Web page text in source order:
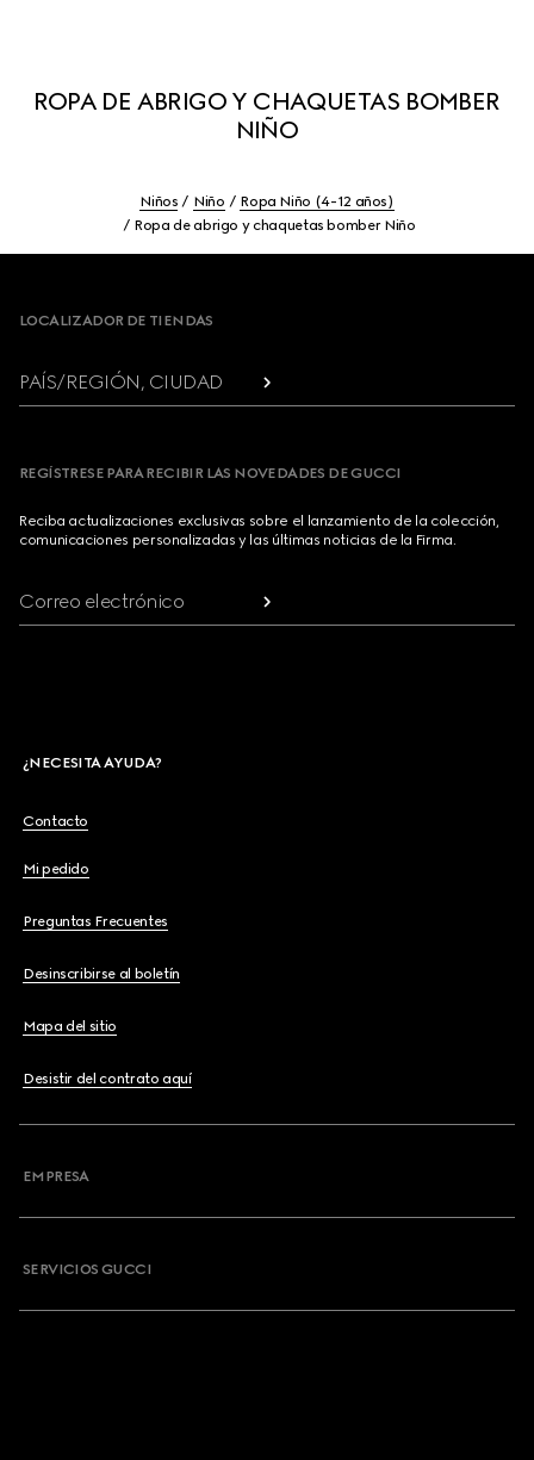
ROPA DE ABRIGO Y CHAQUETAS BOMBER
NIÑO
Niños Niño
Ropa Niño (4-12 años)
Ropa de abrigo y chaquetas bomber Niño
LOCALIZADOR DE TIENDAS
PAÍS/REGIÓN, CIUDAD
REGÍSTRESE PARA RECIBIR LAS NOVEDADES DE GUCCI
Reciba actualizaciones exclusivas sobre el lanzamiento de la colección,
comunicaciones personalizadas y las últimas noticias de la Firma.
Correo electrónico
¿NECESITA AYUDA?
Contacto
Mi pedido
Preguntas Frecuentes
Desinscribirse al boletín
Mapa del sitio
Desistir del contrato aquí
EMPRESA
SERVICIOS GUCCI